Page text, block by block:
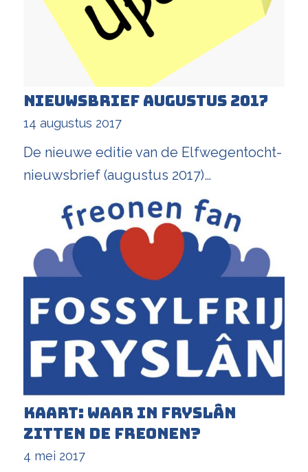
Nieuwsbrief augustus 2017
14 augustus 2017
De nieuwe editie van de Elfwegentocht-
nieuwsbrief (augustus 2017)…
Kaart: waar in Fryslân
zitten de Freonen?
4 mei 2017